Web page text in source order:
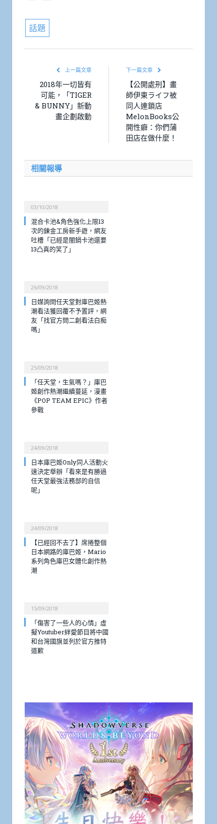
話題
上一篇文章
2018年一切皆有
可能，「TIGER
& BUNNY」新動
畫企劃啟動
下一篇文章
【公開處刑】畫
師伊東ライフ被
同人連鎖店
MelonBooks公
開性癖：你們蒲
田店在做什麼！
相關報導
03/10/2018
混合卡池&角色強化上限13
次的鍊金工房新手遊，網友
吐槽「已經是闇鍋卡池還要
13凸真的笑了」
26/09/2018
日媒詢問任天堂對庫巴姬熱
潮看法獲回覆不予置評，網
友「找官方問二創看法白痴
嗎」
25/09/2018
「任天堂，生氣嗎？」庫巴
姬創作熱潮繼續蔓延，漫畫
《POP TEAM EPIC》作者
參戰
24/09/2018
日本庫巴姬Only同人活動火
速決定舉辦「看來是有勝過
任天堂最強法務部的自信
呢」
24/09/2018
【已經回不去了】席捲整個
日本網路的庫巴姬，Mario
系列角色庫巴女體化創作熱
潮
15/09/2018
「傷害了一些人的心情」虛
擬Youtuber絆愛節目將中國
和台灣國旗並列於官方推特
道歉